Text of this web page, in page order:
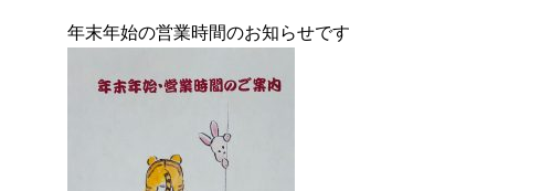
年末年始の営業時間のお知らせです